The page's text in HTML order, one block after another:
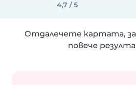
4,7 / 5
Отдалечете картата,
повече